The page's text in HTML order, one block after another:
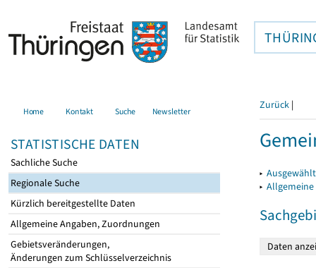
Home Kontakt Suche Newsletter
STATISTISCHE DATEN
Sachliche Suche
Regionale Suche
Kürzlich bereitgestellte Daten
Allgemeine Angaben, Zuordnungen
Gebietsveränderungen,
Änderungen zum Schlüsselverzeichnis
Zurück |
▸
▸